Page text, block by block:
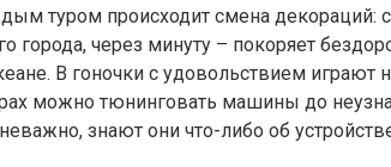
туром происходит смена декораций:
города, через минуту – покоряет
В гоночки с удовольствием играют
можно тюнинговать машины до
знают они что-либо об